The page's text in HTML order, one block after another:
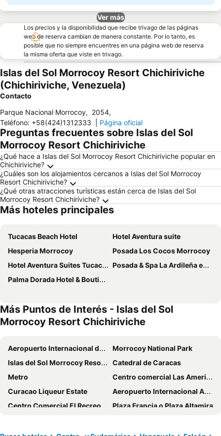
Ver más
Los precios y la disponibilidad que recibe trivago de las páginas
web de reserva cambian de manera constante. Por lo tanto, es
posible que no siempre encuentres en una página web de reserva
la misma oferta que viste en trivago.
Islas del Sol Morrocoy Resort Chichiriviche
(Chichiriviche, Venezuela)
Contacto
Parque Nacional Morrocoy, 2054,
Teléfono: +58(424)1312333 Página oficial
Preguntas frecuentes sobre Islas del Sol
Morrocoy Resort Chichiriviche
¿Qué hace a Islas del Sol Morrocoy Resort Chichiriviche popular en
Chichiriviche?
¿Cuáles son los alojamientos cercanos a Islas del Sol Morrocoy
Resort Chichiriviche?
¿Qué otras atracciones turísticas están cerca de Islas del Sol
Morrocoy Resort Chichiriviche?
Más hoteles principales
Tucacas Beach Hotel
Hotel Aventura suite
Hesperia Morrocoy
Posada Los Cocos Morrocoy
Hotel Aventura Suites Tucacas
Posada & Spa La Ardileña en Morrocoy
Palma Dorada Hotel & Boutique
Más Puntos de Interés - Islas del Sol
Morrocoy Resort Chichiriviche
Aeropuerto Internacional de Maiquetía Simón Bolívar
Morrocoy National Park
Islas del Sol Morrocoy Resort Chichiriviche
Catedral de Caracas
Metro
Centro comercial Las Americas
Curacao Liqueur Estate
Aeropuerto Internacional Arturo Michelena
Centro Comercial El Recreo
Plaza Francia o Plaza Altamira
Curacao Sea Aquarium
Mercado Flotante